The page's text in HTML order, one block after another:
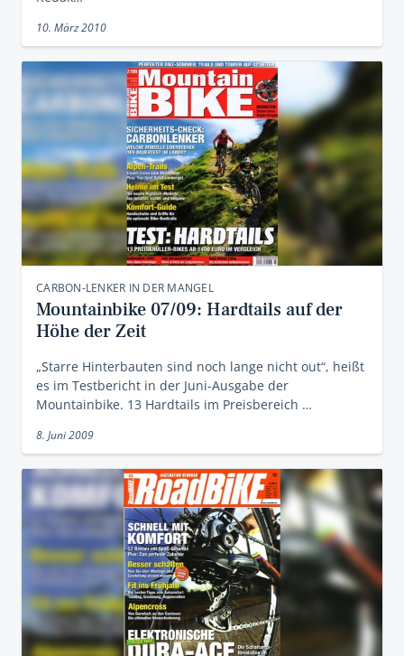
10. März 2010
CARBON-LENKER IN DER MANGEL
Mountainbike 07/09: Hardtails auf der
Höhe der Zeit
„Starre Hinterbauten sind noch lange nicht out“, heißt
es im Testbericht in der Juni-Ausgabe der
Mountainbike. 13 Hardtails im Preisbereich …
8. Juni 2009